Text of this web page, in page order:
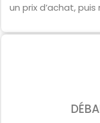
un prix d’achat,